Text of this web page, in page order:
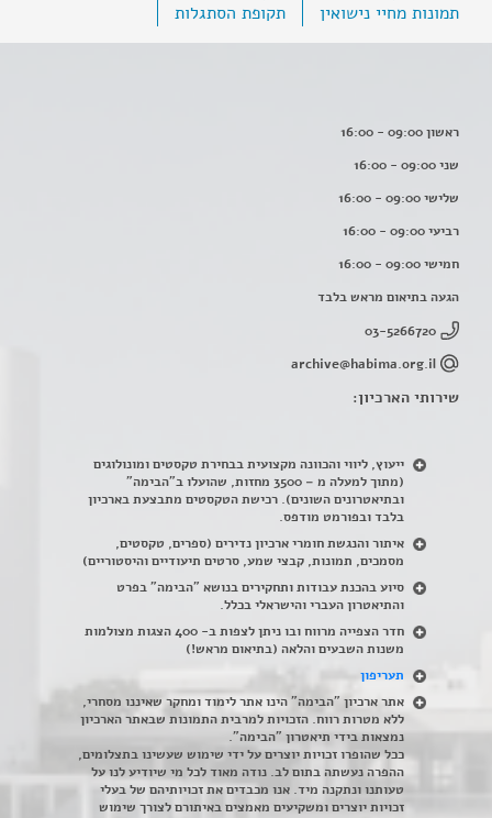
תמונות מחיי נישואין
תקופת הסתגלות
ראשון 09:00 - 16:00
שני 09:00 - 16:00
שלישי 09:00 - 16:00
רביעי 09:00 - 16:00
חמישי 09:00 - 16:00
הגעה בתיאום מראש בלבד
03-5266720
archive@habima.org.il
שירותי הארכיון:
ייעוץ, ליווי והכוונה מקצועית בבחירת טקסטים ומונולוגים
(מתוך למעלה מ – 3500 מחזות, שהועלו ב"הבימה"
ובתיאטרונים השונים). רכישת הטקסטים מתבצעת בארכיון
בלבד ובפורמט מודפס.
איתור והנגשת חומרי ארכיון נדירים (ספרים, טקסטים,
מסמכים, תמונות, קבצי שמע, סרטים תיעודיים והיסטוריים)
סיוע בהכנת עבודות ותחקירים בנושא "הבימה" בפרט
והתיאטרון העברי והישראלי בכלל.
חדר הצפייה מרווח ובו ניתן לצפות ב- 400 הצגות מצולמות
משנות השבעים והלאה (בתיאום מראש!)
תעריפון
אתר ארכיון "הבימה" הינו אתר לימוד ומחקר שאיננו מסחרי,
ללא מטרות רווח. הזכויות למרבית התמונות שבאתר הארכיון
נמצאות בידי תיאטרון "הבימה".
ככל שהופרו זכויות יוצרים על ידי שימוש שעשינו בתצלומים,
ההפרה נעשתה בתום לב. נודה מאוד לכל מי שיודיע לנו על
טעותנו ונתקנה מיד. אנו מכבדים את זכויותיהם של בעלי
זכויות יוצרים ומשקיעים מאמצים באיתורם לצורך שימוש